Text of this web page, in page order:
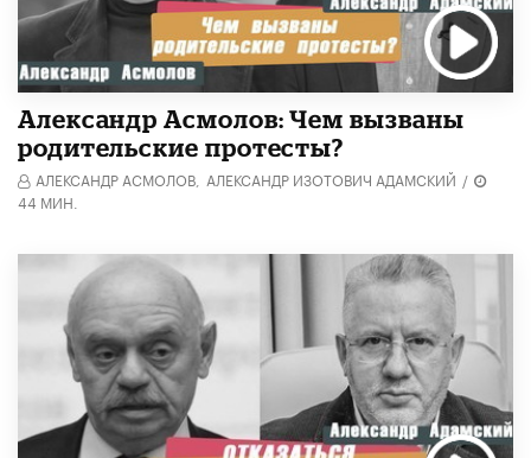
Александр Асмолов: Чем вызваны
родительские протесты?
АЛЕКСАНДР АСМОЛОВ, АЛЕКСАНДР ИЗОТОВИЧ АДАМСКИЙ /
44 МИН.